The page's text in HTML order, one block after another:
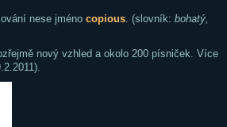
nese jméno copious. (slovník: bohatý,
nový vzhled a okolo 200 písniček. Více